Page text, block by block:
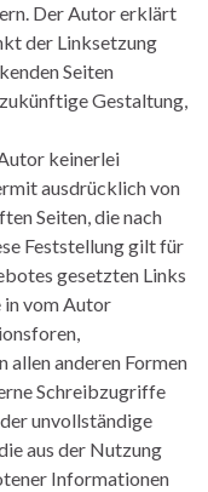
Der Autor erklärt
der Linksetzung
Seiten
Gestaltung,
keinerlei
ausdrücklich von
Seiten, die nach
Feststellung gilt für
gesetzten Links
in vom Autor
allen anderen Formen
Schreibzugriffe
unvollständige
aus der Nutzung
Informationen